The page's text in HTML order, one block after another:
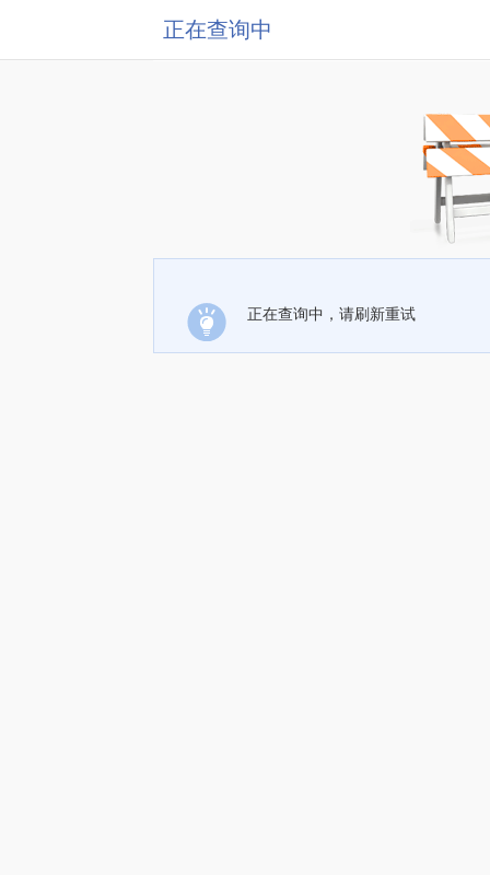
正在查询中
正在查询中，请刷新重试